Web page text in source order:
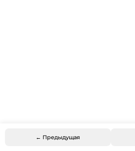
← Предыдущая